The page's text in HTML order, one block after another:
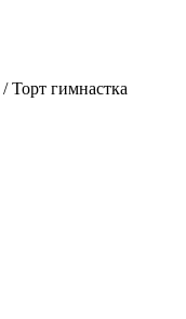
/ Торт гимнастка